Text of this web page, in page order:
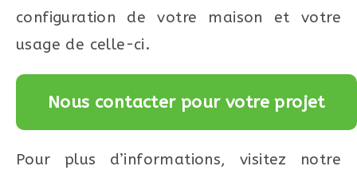
configuration de votre maison et votre
usage de celle-ci.
Nous contacter pour votre projet
Pour plus d’informations, visitez notre